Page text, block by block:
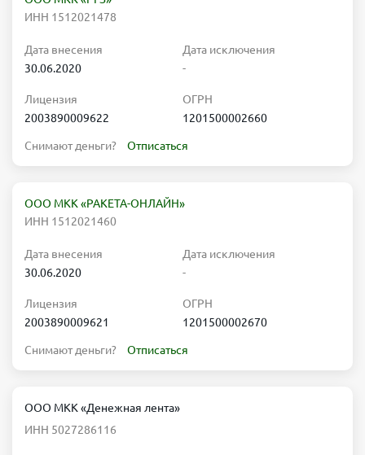
ИНН 1512021478
Дата внесения
30.06.2020
Дата исключения
-
Лицензия
2003890009622
ОГРН
1201500002660
Снимают деньги? Отписаться
ООО МКК «РАКЕТА-ОНЛАЙН»
ИНН 1512021460
Дата внесения
30.06.2020
Дата исключения
-
Лицензия
2003890009621
ОГРН
1201500002670
Снимают деньги? Отписаться
ООО МКК «Денежная лента»
ИНН 5027286116